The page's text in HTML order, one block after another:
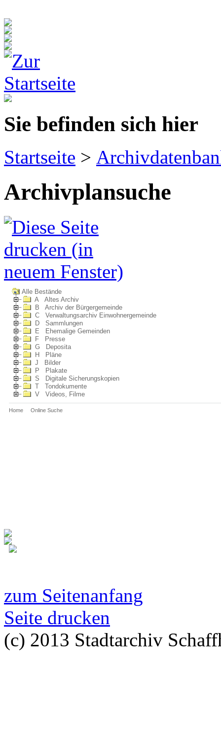
Sie befinden sich hier
Startseite >
Archivplansuche
zum Seitenanfang
Seite drucken
(c) 2013 Stadtarchiv